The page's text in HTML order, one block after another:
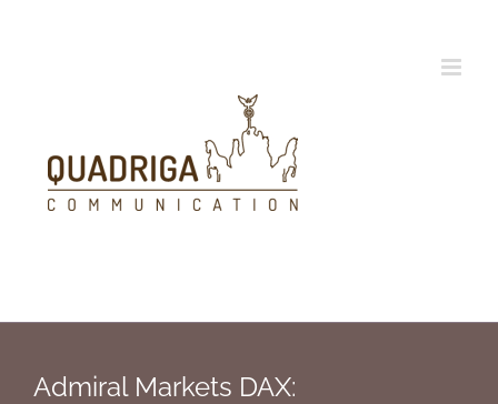
Admiral Markets DAX: